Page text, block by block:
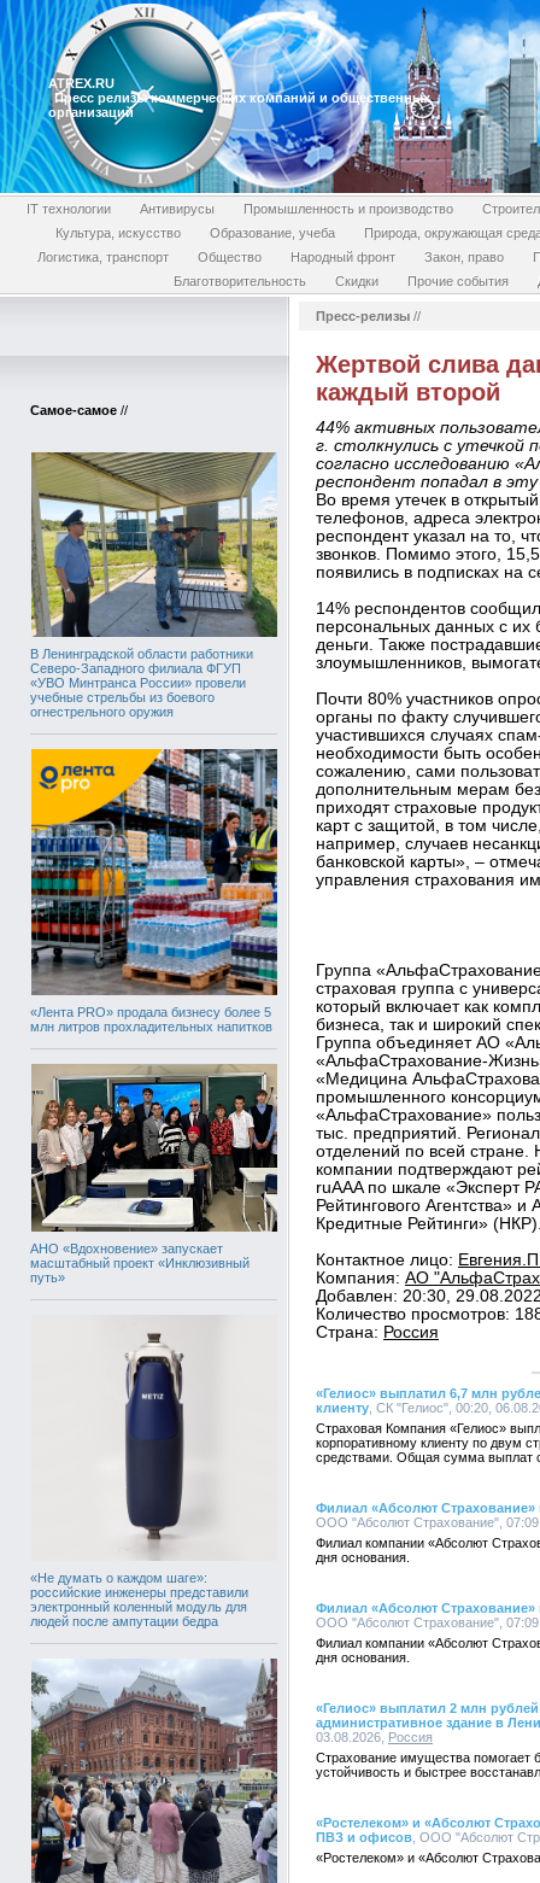
ATREX.RU
Пресс релизы коммерческих компаний и общественных
организаций
IT технологии Антивирусы Промышленность и производство
Культура, искусство
Образование, учеба
Природа, окружающая
Логистика, транспорт
Общество Народный фронт Закон, право
Благотворительность
Скидки Прочие события
Самое-самое //
В Ленинградской области работники
Северо-Западного филиала ФГУП
«УВО Минтранса России» провели
учебные стрельбы из боевого
огнестрельного оружия
«Лента PRO» продала бизнесу более 5
млн литров прохладительных напитков
АНО «Вдохновение» запускает
масштабный проект «Инклюзивный
путь»
«Не думать о каждом шаге»:
российские инженеры представили
электронный коленный модуль для
людей после ампутации бедра
Пресс-релизы //
Жертвой слива
каждый второй
44% активных
г. столкнулись с утечкой
согласно исследованию
респондент попадал в
Во время утечек в
телефонов, адреса
респондент указал на то,
звонков. Помимо этого,
появились в подписках на
14% респондентов
персональных данных с их
деньги. Также
злоумышленников,
Почти 80% участников
органы по факту
участившихся случаях
необходимости быть
сожалению, сами
дополнительным мерам
приходят страховые
карт с защитой, в том
например, случаев
банковской карты», –
управления страхования
Группа
страховая группа с
который включает как
бизнеса, так и широкий
Группа объединяет АО
«АльфаСтрахование-
«Медицина
промышленного
«АльфаСтрахование»
тыс. предприятий.
отделений по всей стране.
компании подтверждают
ruАAA по шкале «Эксперт
Рейтингового Агентства»
Кредитные Рейтинги»
Контактное лицо:
Компания: АО
Добавлен: 20:30,
Количество просмотров:
Страна: Россия
«Гелиос» выплатил 6,7 млн
клиенту , СК "Гелиос", 00:20,
Страховая Компания «Гелиос»
корпоративному клиенту по двум
средствами. Общая сумма выплат
Филиал «Абсолют Страхование»
ООО "Абсолют Страхование",
Филиал компании «Абсолют
дня основания.
Филиал «Абсолют Страхование»
ООО "Абсолют Страхование",
Филиал компании «Абсолют
дня основания.
«Гелиос» выплатил 2 млн
административное здание в
03.08.2026, Россия
Страхование имущества помогает
устойчивость и быстрее
«Ростелеком» и «Абсолют
ПВЗ и офисов , ООО "Абсолют
«Ростелеком» и «Абсолют